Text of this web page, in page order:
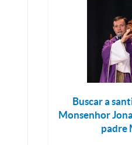
Buscar a
Monsenhor
padre